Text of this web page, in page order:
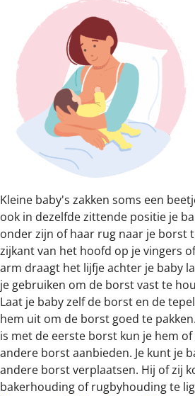
Kleine baby's zakken soms een
ook in dezelfde zittende positie je
onder zijn of haar rug naar je borst
zijkant van het hoofd op je vingers
arm draagt het lijfje achter je baby
je gebruiken om de borst vast te
Laat je baby zelf de borst en de
hem uit om de borst goed te
is met de eerste borst kun je hem
andere borst aanbieden. Je kunt je
andere borst verplaatsen. Hij of zij
bakerhouding of rugbyhouding te